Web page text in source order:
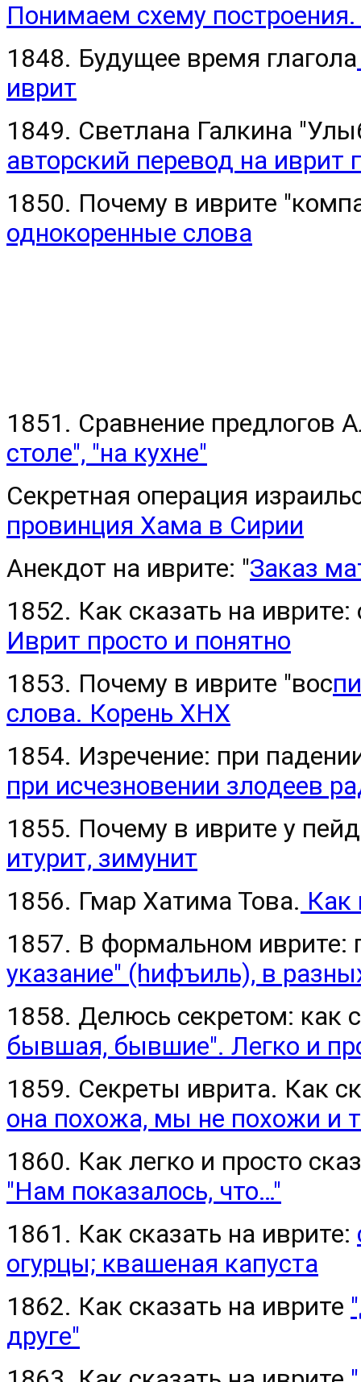
Понимаем схему построения.
1848. Будущее время глагола
иврит
1849. Светлана Галкина
авторский перевод на
1850. Почему в иврите
однокоренные слова
1851. Сравнение предлогов
столе", "на кухне"
Секретная операция
провинция Хама в Сирии
Анекдот на иврите: "Заказ
1852. Как сказать на
Иврит просто и понятно
1853. Почему в иврите "вос
слова. Корень ХНХ
1854. Изречение: при
при исчезновении злодеев
1855. Почему в иврите у
итурит, зимунит
1856. Гмар Хатима Това. Как
1857. В формальном
указание" (hифъиль), в
1858. Делюсь секретом: как
бывшая, бывшие". Легко и
1859. Секреты иврита. Как
она похожа, мы не похожи и
1860. Как легко и просто
"Нам показалось, что…"
1861. Как сказать на иврите:
огурцы; квашеная капуста
1862. Как сказать на иврите
друге"